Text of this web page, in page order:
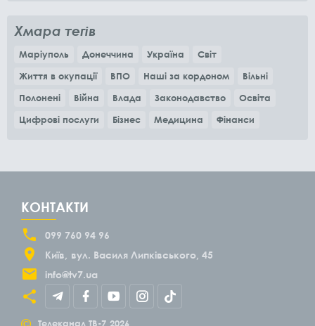
Хмара тегів
Маріуполь Донеччина Україна
Світ
Життя в окупації
ВПО Наші за кордоном
Вільні
Полонені
Війна Влада Законодавство
Освіта
Цифрові послуги
Бізнес Медицина Фінанси
КОНТАКТИ
099 760 94 96
Київ
вул. Василя Липківського, 45
info@tv7.ua
Телеканал ТВ-7 2026